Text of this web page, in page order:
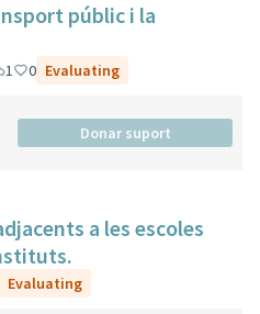
públic i la
1 0 Evaluating
Donar suport
a les escoles
Evaluating